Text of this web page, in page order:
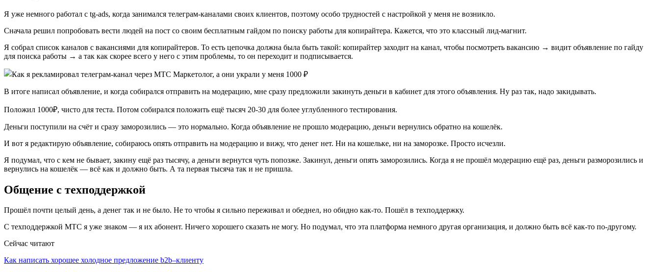
Я уже немного работал с tg-ads, когда занимался телеграм-каналами своих клиентов, поэтому особо трудностей с настройкой у меня не возникло.
Сначала решил попробовать вести людей на пост со своим бесплатным гайдом по поиску работы для копирайтера. Кажется, что это классный лид-магнит.
Я собрал список каналов с вакансиями для копирайтеров. То есть цепочка должна была быть такой: копирайтер заходит на канал, чтобы посмотреть вакансию → видит объявление по гайду
для поиска работы → а так как скорее всего у него с этим проблемы, то он переходит и подписывается.
В итоге написал объявление, и когда собирался отправить на модерацию, мне сразу предложили закинуть деньги в кабинет для этого объявления. Ну раз так, надо закидывать.
Положил 1000₽, чисто для теста. Потом собирался положить ещё тысяч 20-30 для более углубленного тестирования.
Деньги поступили на счёт и сразу заморозились — это нормально. Когда объявление не прошло модерацию, деньги вернулись обратно на кошелёк.
И вот я редактирую объявление, собираюсь опять отправить на модерацию и вижу, что денег нет. Ни на кошельке, ни на заморозке. Просто исчезли.
Я подумал, что с кем не бывает, закину ещё раз тысячу, а деньги вернутся чуть попозже. Закинул, деньги опять заморозились. Когда я не прошёл модерацию ещё раз, деньги разморозились и
вернулись на кошелёк — всё как и должно быть. А та первая тысяча так и не пришла.
Общение с техподдержкой
Прошёл почти целый день, а денег так и не было. Не то чтобы я сильно переживал и обеднел, но обидно как-то. Пошёл в техподдержку.
С техподдержкой МТС я уже знаком — я их абонент. Ничего хорошего сказать не могу. Но подумал, что эта платформа немного другая организация, и должно быть всё как-то по-другому.
Сейчас читают
Как написать хорошее холодное предложение b2b–клиенту